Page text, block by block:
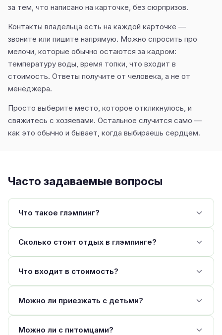
за тем, что написано на карточке, без сюрпризов.
Контакты владельца есть на каждой карточке —
звоните или пишите напрямую. Можно спросить про
мелочи, которые обычно остаются за кадром:
температуру воды, время топки, что входит в
стоимость. Ответы получите от человека, а не от
менеджера.
Просто выберите место, которое откликнулось, и
свяжитесь с хозяевами. Остальное случится само —
как это обычно и бывает, когда выбираешь сердцем.
Часто задаваемые вопросы
Что такое глэмпинг?
Сколько стоит отдых в глэмпинге?
Что входит в стоимость?
Можно ли приезжать с детьми?
Можно ли с питомцами?